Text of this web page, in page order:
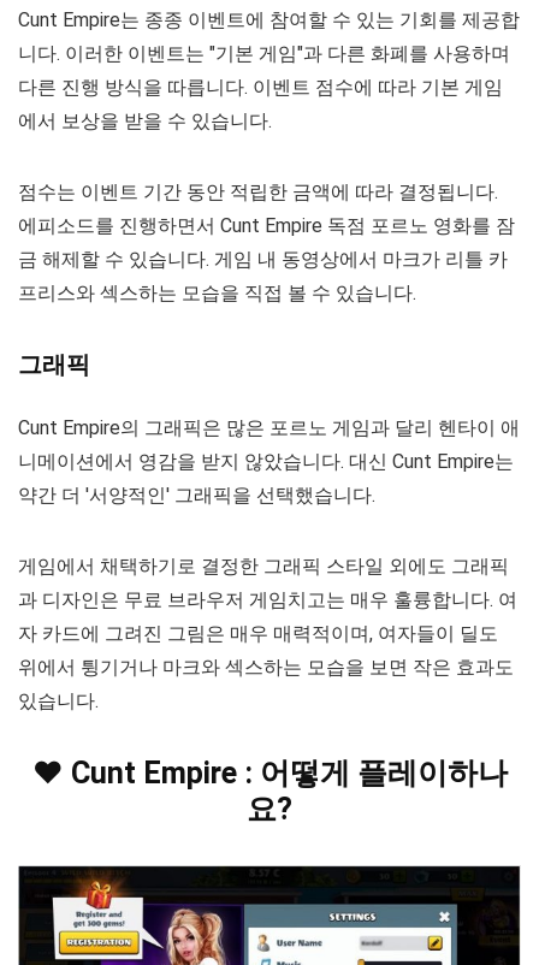
Cunt Empire는 종종 이벤트에 참여할 수 있는 기회를 제공합
니다. 이러한 이벤트는 "기본 게임"과 다른 화폐를 사용하며
다른 진행 방식을 따릅니다. 이벤트 점수에 따라 기본 게임
에서 보상을 받을 수 있습니다.
점수는 이벤트 기간 동안 적립한 금액에 따라 결정됩니다.
에피소드를 진행하면서 Cunt Empire 독점 포르노 영화를 잠
금 해제할 수 있습니다. 게임 내 동영상에서 마크가 리틀 카
프리스와 섹스하는 모습을 직접 볼 수 있습니다.
그래픽
Cunt Empire의 그래픽은 많은 포르노 게임과 달리 헨타이 애
니메이션에서 영감을 받지 않았습니다. 대신 Cunt Empire는
약간 더 '서양적인' 그래픽을 선택했습니다.
게임에서 채택하기로 결정한 그래픽 스타일 외에도 그래픽
과 디자인은 무료 브라우저 게임치고는 매우 훌륭합니다. 여
자 카드에 그려진 그림은 매우 매력적이며, 여자들이 딜도
위에서 튕기거나 마크와 섹스하는 모습을 보면 작은 효과도
있습니다.
❤️ Cunt Empire : 어떻게 플레이하나
요?